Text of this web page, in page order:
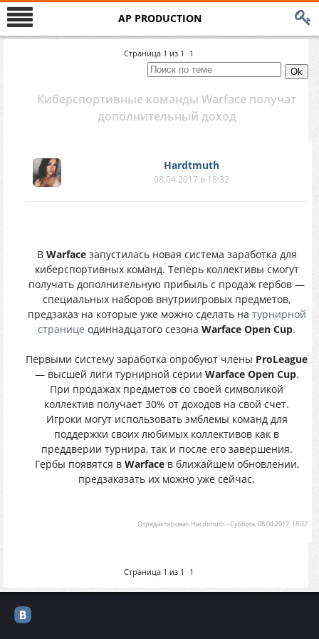
AP PRODUCTION
Страница 1 из 1 1
Киберспортивные команды Warface получат
дополнительный доход
Hardtmuth
08.04.2017 в 18:32
В Warfaceзапустилась новая система заработка для
киберспортивных команд. Теперь коллективы смогут
получать дополнительную прибыль с продаж гербов —
специальных наборов внутриигровых предметов,
предзаказ на которые уже можно сделать на турнирной
странице одиннадцатого сезона Warface Open Cup.
Первыми систему заработка опробуют члены ProLeague
— высшей лиги турнирной серии Warface Open Cup.
При продажах предметов со своей символикой
коллектив получает 30% от доходов на свой счет.
Игроки могут использовать эмблемы команд для
поддержки своих любимых коллективов как в
преддверии турнира, так и после его завершения.
Гербы появятся в Warfaceв ближайшем обновлении,
предзаказать их можно уже сейчас.
Отредактировал Hardtmuth -Суббота, 08.04.2017, 18:32
Страница 1 из 1 1